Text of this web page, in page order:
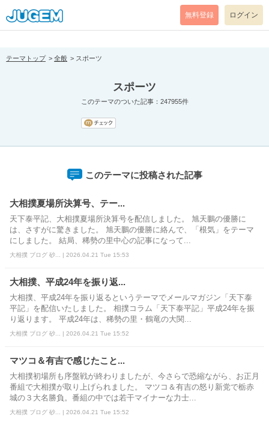
[pear_error: message="Success" code=0 mode=return level=notice
prefix="" info=""]
無料登録 ログイン
テーマトップ 全般 スポーツ
スポーツ
このテーマのついた記事：247955件
このテーマに投稿された記事
大相撲夏場所決算号、テー...
天下泰平記、大相撲夏場所決算号を配信しました。 旭天鵬の優勝に
は、さすがに驚きました。 旭天鵬の優勝に絡んで、「根気」をテーマ
にしました。 結局、稀勢の里中心の記事になって...
大相撲 ブログ 砂... | 2026.04.21 Tue 15:53
大相撲、平成24年を振り返...
大相撲、平成24年を振り返るというテーマでメールマガジン「天下泰
平記」を配信いたしました。 相撲コラム「天下泰平記」平成24年を振
り返ります。 平成24年は、稀勢の里・鶴竜の大関...
大相撲 ブログ 砂... | 2026.04.21 Tue 15:52
マツコ＆有吉で感じたこと...
大相撲初場所も序盤戦が終わりましたが、今さらで恐縮ながら、お正月
番組で大相撲が取り上げられました。 マツコ＆有吉の怒り新党で栃赤
城の３大名勝負。番組の中では若干マイナーな力士...
大相撲 ブログ 砂... | 2026.04.21 Tue 15:52